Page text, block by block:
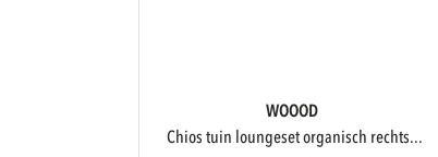
WOOOD
chios tuin loungeset organisch rechts...